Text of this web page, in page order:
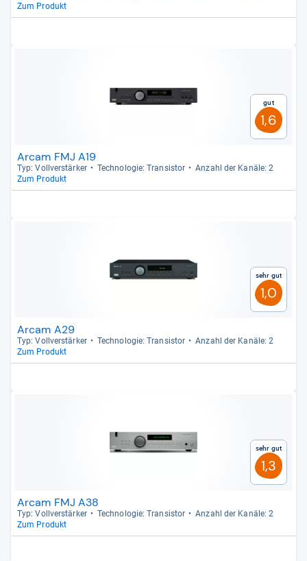
Zum Produkt
Gut
1,6
Arcam FMJ A19
Typ: Voll­ver­stär­ker Tech­no­lo­gie: Tran­sis­tor
Anzahl der Kanäle: 2
Zum Produkt
Sehr gut
1,0
Arcam A29
Typ: Voll­ver­stär­ker Tech­no­lo­gie: Tran­sis­tor
Anzahl der Kanäle: 2
Zum Produkt
Sehr gut
1,3
Arcam FMJ A38
Typ: Voll­ver­stär­ker Tech­no­lo­gie: Tran­sis­tor
Anzahl der Kanäle: 2
Zum Produkt